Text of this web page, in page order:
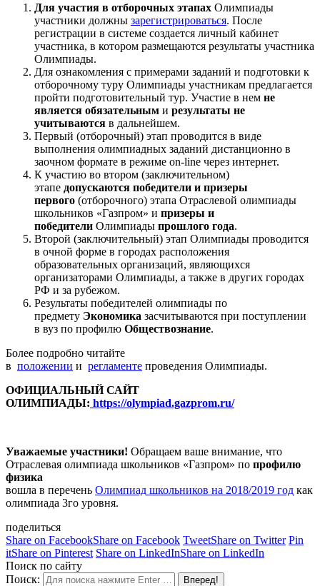
Для участия в отборочных этапах Олимпиады
участники должны зарегистрироваться. После
регистрации в системе создается личный кабинет
участника, в котором размещаются результаты участника
Олимпиады.
Для ознакомления с примерами заданий и подготовки к
отборочному туру Олимпиады участникам предлагается
пройти подготовительный тур. Участие в нем не
является обязательным и результаты не
учитываются в дальнейшем.
Первый (отборочный) этап проводится в виде
выполнения олимпиадных заданий дистанционно в
заочном формате в режиме on-line через интернет.
К участию во втором (заключительном)
этапе допускаются победители и призеры
первого (отборочного) этапа Отраслевой олимпиады
школьников «Газпром» и призеры и
победители Олимпиады прошлого года.
Второй (заключительный) этап Олимпиады проводится
в очной форме в городах расположения
образовательных организаций, являющихся
организаторами Олимпиады, а также в других городах
РФ и за рубежом.
Результаты победителей олимпиады по
предмету Экономика засчитываются при поступлении
в вуз по профилю Обществознание.
Более подробно читайте
в положении и регламенте проведения Олимпиады.
ОФИЦИАЛЬНЫЙ САЙТ
ОЛИМПИАДЫ: https://olympiad.gazprom.ru/
Уважаемые участники! Обращаем ваше внимание, что
Отраслевая олимпиада школьников «Газпром» по профилю
физика
вошла в перечень Олимпиад школьников на 2018/2019 год как
олимпиада 3го уровня.
поделиться
Share on FacebookShare on Facebook TweetShare on Twitter Pin
itShare on Pinterest Share on LinkedInShare on LinkedIn
Поиск по сайту
Поиск: